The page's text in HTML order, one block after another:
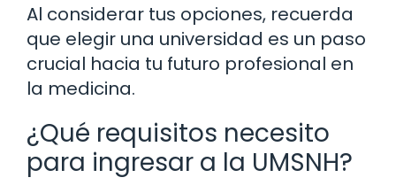
Al considerar tus opciones, recuerda
que elegir una universidad es un paso
crucial hacia tu futuro profesional en
la medicina.
¿Qué requisitos necesito
para ingresar a la UMSNH?